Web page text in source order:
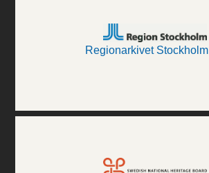
Regionarkivet Stockholm